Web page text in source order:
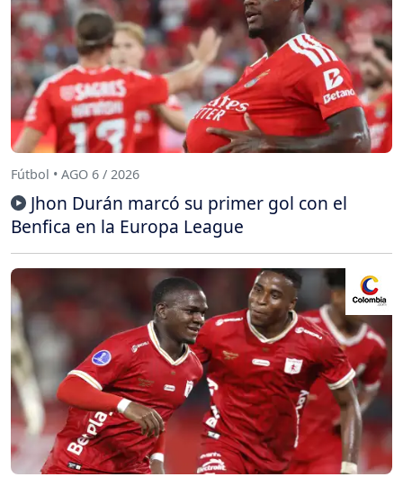
Fútbol • AGO 6 / 2026
Jhon Durán marcó su primer gol con el
Benfica en la Europa League